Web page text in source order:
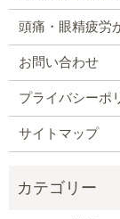
頭痛・眼精疲労
お問い合わせ
プライバシーポ
サイトマップ